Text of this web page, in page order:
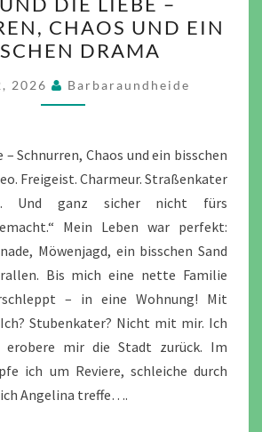
UND
DIE
LIEBE
–
SCHNURREN,
UND
EIN
BISSCHEN
DRAMA
CHAOS UND EIN
DRAMA
2026 Barbaraundheide
– Schnurren, Chaos und ein bisschen
Freigeist. Charmeur. Straßenkater
Und ganz sicher nicht fürs
Mein Leben war perfekt:
Möwenjagd, ein bisschen Sand
Bis mich eine nette Familie
– in eine Wohnung! Mit
Stubenkater? Nicht mit mir. Ich
erobere mir die Stadt zurück. Im
ich um Reviere, schleiche durch
Angelina treffe….